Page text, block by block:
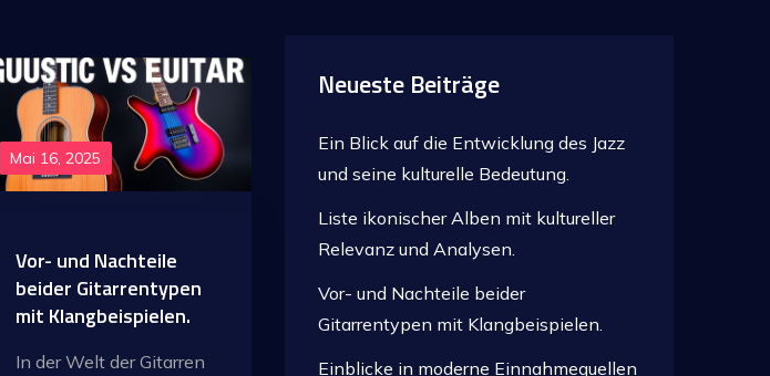
Mai 16, 2025
Vor- und Nachteile
beider Gitarrentypen
mit Klangbeispielen.
In der Welt der Gitarren
Neueste Beiträge
Ein Blick auf die Entwicklung des Jazz
und seine kulturelle Bedeutung.
Liste ikonischer Alben mit kultureller
Relevanz und Analysen.
Vor- und Nachteile beider
Gitarrentypen mit Klangbeispielen.
Einblicke in moderne Einnahmequellen